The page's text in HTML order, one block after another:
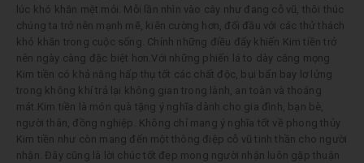
lúc khó khăn mệt mỏi. Mỗi lần nhìn vào cây như đang cỗ vũ, thôi thúc
chúng ta trở nên mạnh mẽ, kiên cường hơn, đối đầu với các thử thách
khó khăn trong cuộc sống. Chính những điều đấy khiến Kim tiền trở
nên ngày càng đặc biệt hơn.Với những phiến lá to dày căng mọng
Kim tiền có khả năng hấp thụ tốt các chất độc, bụi bẩn bay lơ lửng
trong không khí trả lại không gian trong lành, an toàn và thoáng
mát.Kim tiền là món quà tặng ý nghĩa dành cho gia đình, bạn bè,
người thân, đồng nghiệp. Không chỉ mang ý nghĩa tốt về phong thủy
Kim tiền như còn mang đến một thông điệp cỗ vũ tinh thần cho người
nhận. Đây cũng là lời chúc tốt đẹp mong người nhận luôn gặp thuận